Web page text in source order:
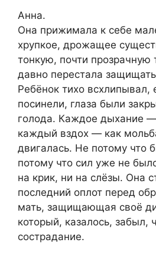
Анна.
Она прижимала к себе
хрупкое, дрожащее
тонкую, почти прозрачную
давно перестала
Ребёнок тихо всхлипывал,
посинели, глаза были
голода. Каждое дыхание
каждый вздох — как
двигалась. Не потому что
потому что сил уже не
на крик, ни на слёзы. Она
последний оплот перед
мать, защищающая своё
который, казалось, забыл,
сострадание.